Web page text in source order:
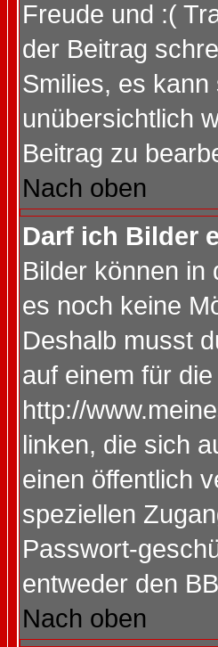
Freude und :(
der Beitrag
Smilies, es
unübersichtlich
Beitrag zu
Nach oben
Darf ich Bilder
Bilder können in
es noch keine
Deshalb musst
auf einem für
http://
linken, die sich
einen öffentlich
speziellen
Passwort-
entweder den
Nach oben